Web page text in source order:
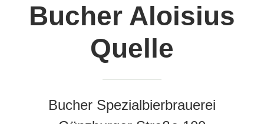
Bucher Aloisius
Quelle
Bucher Spezialbierbrauerei